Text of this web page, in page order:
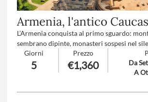
Armenia, l'antico
L’Armenia conquista al primo sguardo:
sembrano dipinte, monasteri sospesi nel
che emozionano. È un viaggio che
chiama, perfetto per chi vuole scoprire una
ricca di fascino e storie indimenticabili.
Giorni
5
Prezzo
€1,360
Da
A